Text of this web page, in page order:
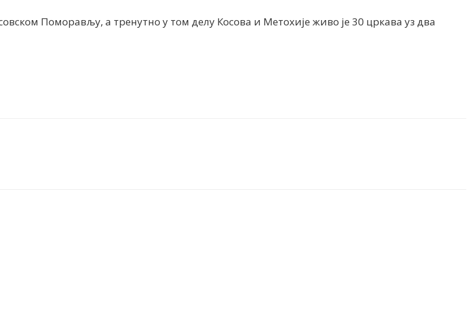
Поморављу, а тренутно у том делу Косова и Метохије живо је 30 цркава уз два